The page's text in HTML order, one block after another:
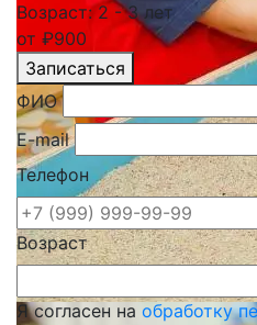
Возраст: 2 - 3 лет
от ₽900
Записаться
ФИО
E-mail
Телефон
Возраст
Я согласен на обработку